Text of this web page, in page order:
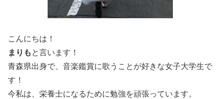
こんにちは！
まりも と言います！
青森県出身で、音楽鑑賞に歌うことが好きな女子大学生で
す！
今私は、栄養士になるために勉強を頑張っています。